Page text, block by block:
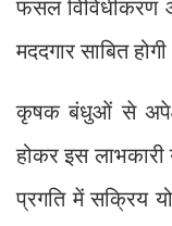
फसल विविधीकरण
मददगार साबित
कृषक बंधुओं से
होकर इस
प्रगति में सक्रिय